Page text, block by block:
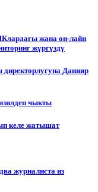
жана он-лайн
жүргүздү
Данияр
чыкты
келе жатышат
журналиста из